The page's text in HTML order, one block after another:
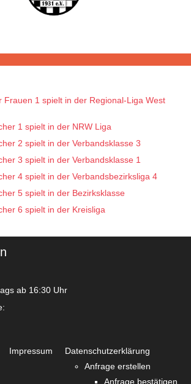
Frauen 1 spielt in der Regional-Liga West
1 spielt in der NRW Liga
2 spielt in der Verbandsklasse 3
3 spielt in der Verbandsklasse 1
4 spielt in der Verbandsbezirksliga 4
5 spielt in der Bezirksklasse
6 spielt in der Kreisliga
ab 16:30 Uhr
Impressum
Datenschutzerklärung
Anfrage erstellen
Anfrage bestätigen